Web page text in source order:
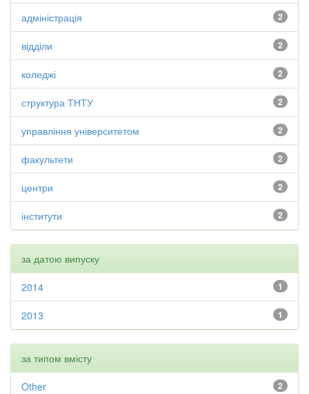
2
адміністрація
2
відділи
2
коледжі
2
структура ТНТУ
2
управління університетом
2
факультети
2
центри
2
інститути
за датою випуску
1
2014
1
2013
за типом вмісту
2
Other